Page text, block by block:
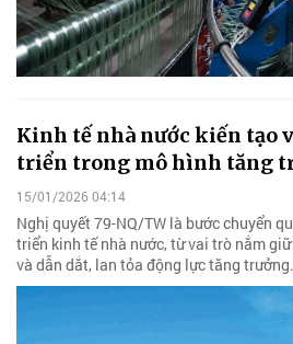
Kinh tế nhà nước kiến tạo
triển trong mô hình tăng
15/01/2026 04:14
Nghị quyết 79-NQ/TW là bước chuyển
triển kinh tế nhà nước, từ vai trò nắm
và dẫn dắt, lan tỏa động lực tăng trưởng.